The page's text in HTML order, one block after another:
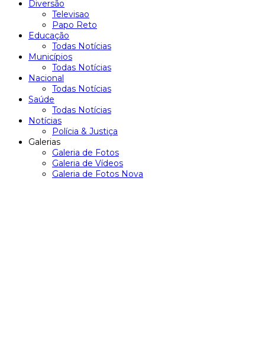
Diversão
Televisao
Papo Reto
Educação
Todas Notícias
Municípios
Todas Notícias
Nacional
Todas Notícias
Saúde
Todas Notícias
Notícias
Polícia & Justiça
Galerias
Galeria de Fotos
Galeria de Vídeos
Galeria de Fotos Nova